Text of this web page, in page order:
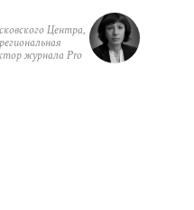
Центра,
журнала Pro